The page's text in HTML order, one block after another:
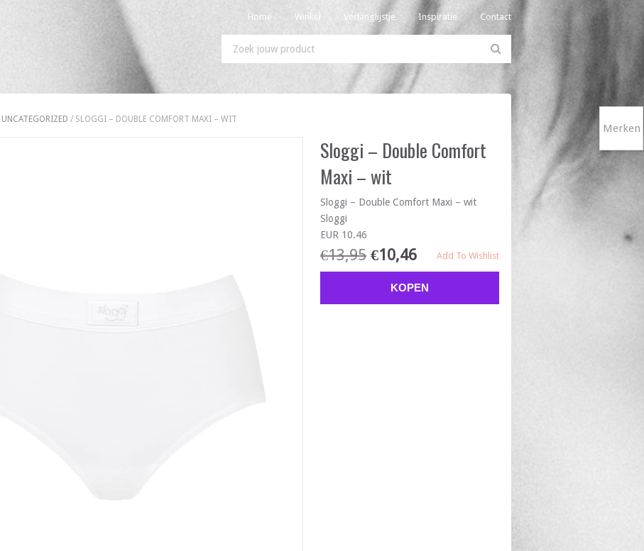
Home Winkel Verlanglijstje Inspiratie Contact
UNCATEGORIZED / SLOGGI – DOUBLE COMFORT MAXI – WIT
Sloggi – Double Comfort
Maxi – wit
Sloggi – Double Comfort Maxi – wit
Sloggi
EUR 10.46
€13,95 €10,46
KOPEN
Add To Wishlist
Merken